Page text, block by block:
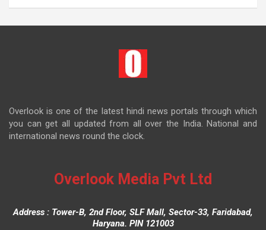
Overlook is one of the latest hindi news portals through which
you can get all updated from all over the India. National and
international news round the clock.
Overlook Media Pvt Ltd
Address : Tower-B, 2nd Floor, SLF Mall, Sector-33, Faridabad,
Haryana. PIN 121003